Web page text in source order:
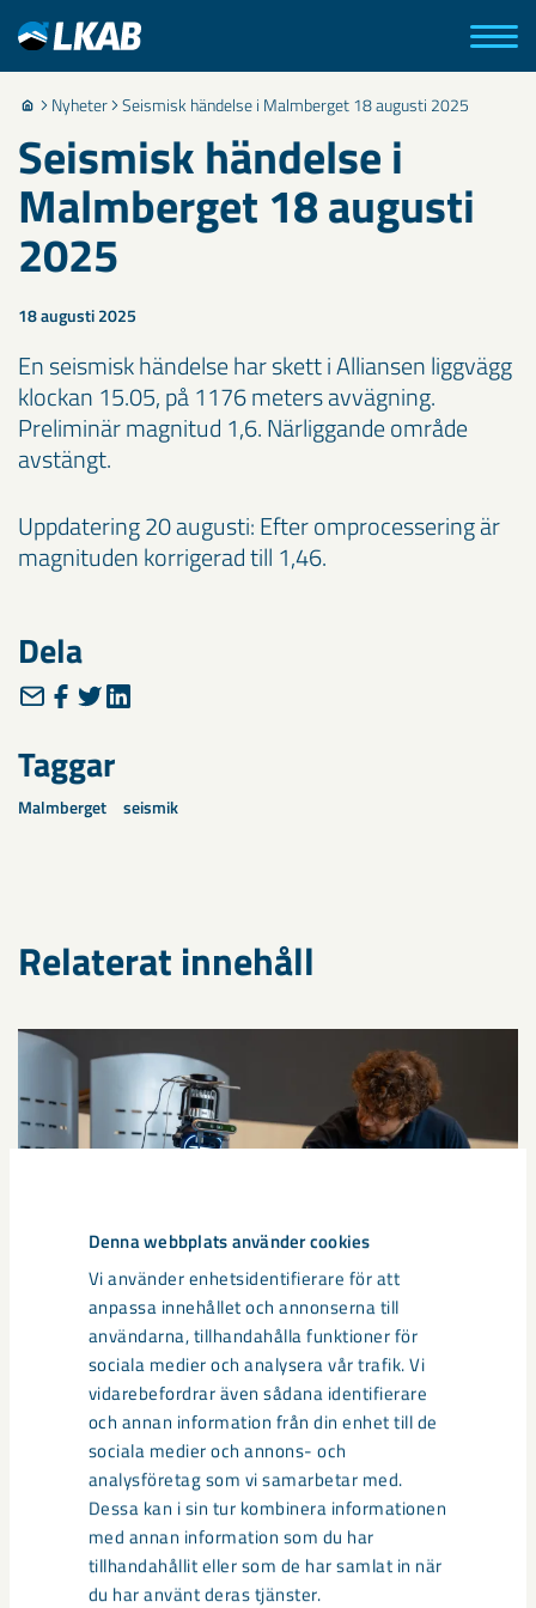
Denna webbplats använder cookies
Vi använder enhetsidentifierare för att
anpassa innehållet och annonserna till
användarna, tillhandahålla funktioner för
sociala medier och analysera vår trafik. Vi
vidarebefordrar även sådana identifierare
och annan information från din enhet till de
sociala medier och annons- och
analysföretag som vi samarbetar med.
Dessa kan i sin tur kombinera informationen
med annan information som du har
tillhandahållit eller som de har samlat in när
du har använt deras tjänster.
Nyheter Seismisk händelse i Malmberget 18 augusti 2025
Seismisk händelse i
Malmberget 18 augusti
2025
18 augusti 2025
En seismisk händelse har skett i Alliansen liggvägg
klockan 15.05, på 1176 meters avvägning.
Preliminär magnitud 1,6. Närliggande område
avstängt.
Uppdatering 20 augusti: Efter omprocessering är
magnituden korrigerad till 1,46.
Dela
Taggar
Malmberget seismik
Relaterat innehåll
Så kan humanoida robotar öka
säkerheten i framtidens gruva
Utvecklingen av humanoida robotar, människoliknande
robotar med armar och ben, går snabbt. I takt med att
tekniken blir alltmer avancerad ...